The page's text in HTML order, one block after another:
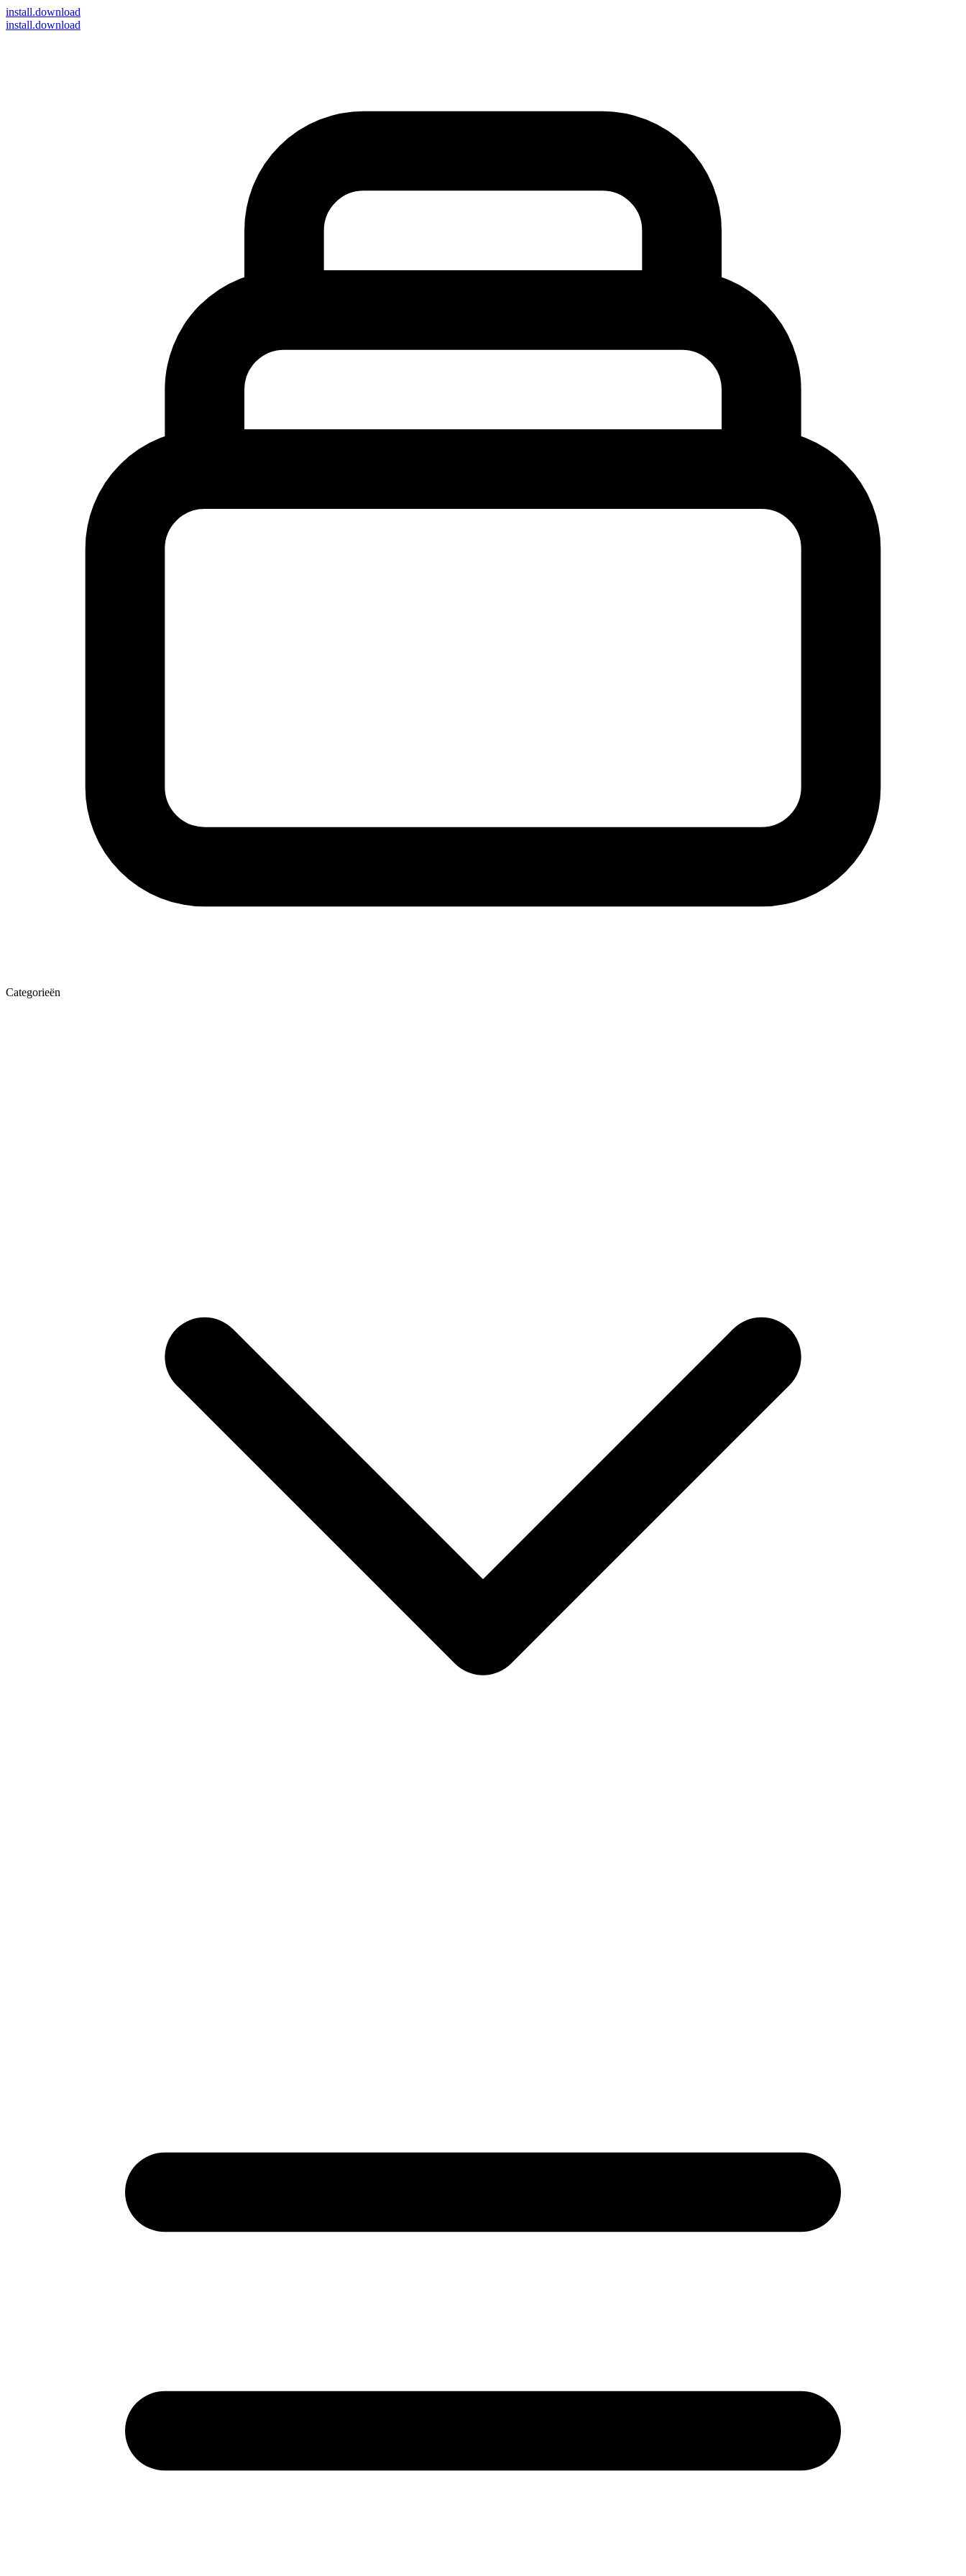
install.download
install.download
Categorieën